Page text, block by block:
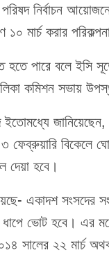
নির্বাচন আয়োজনের
মার্চ করার
হতে পারে বলে
কমিশন সভায়
ইতোমধ্যে
বিকেলে
দেয়া হবে।
একাদশ সংসদের
ভোট হবে। এর
সালের ২২ মার্চ